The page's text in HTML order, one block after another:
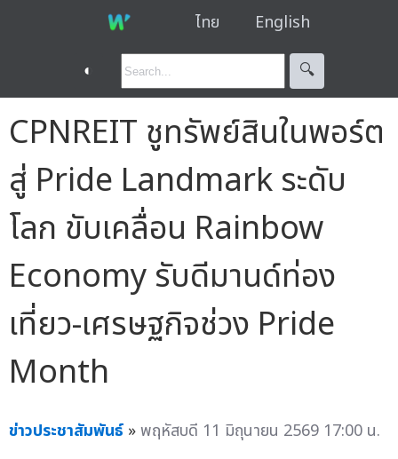
ไทย English
◐ 🔍︎
CPNREIT ชูทรัพย์สินในพอร์ต
สู่ Pride Landmark ระดับ
โลก ขับเคลื่อน Rainbow
Economy รับดีมานด์ท่อง
เที่ยว-เศรษฐกิจช่วง Pride
Month
ข่าวประชาสัมพันธ์ »พฤหัสบดี 11 มิถุนายน 2569 17:00 น.